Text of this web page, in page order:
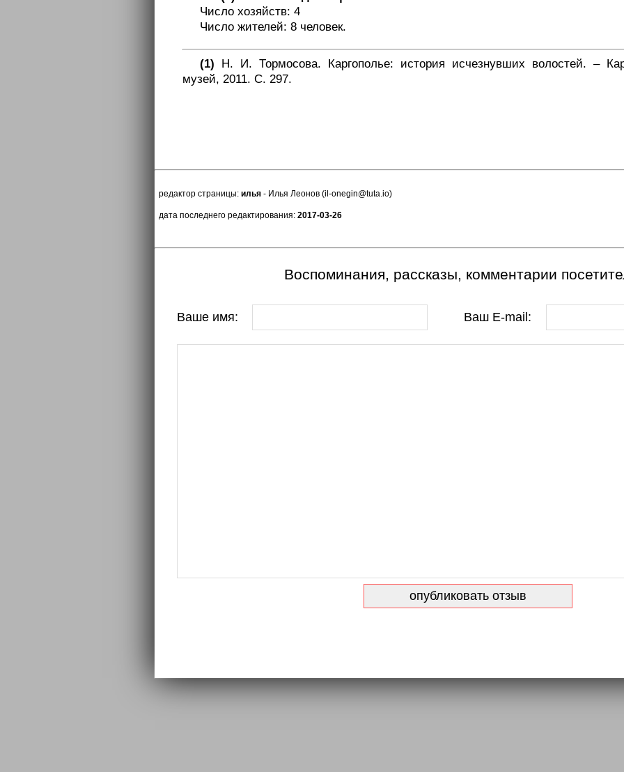
Число хозяйств: 4
Число жителей: 8 человек.
(1) Н. И. Тормосова. Каргополье: история исчезнувших волостей. –
музей, 2011. С. 297.
редактор страницы: илья - Илья Леонов (il-onegin@tuta.io)
дата последнего редактирования: 2017-03-26
Воспоминания, рассказы, комментарии
Ваше имя: Ваш E-mail: